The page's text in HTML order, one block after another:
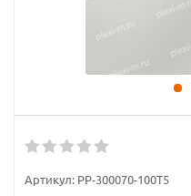
Артикул: PP-300070-100T5